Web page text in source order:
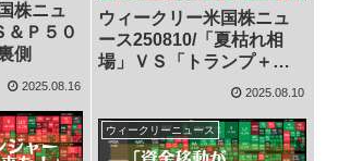
株ニュ
Ｐ５０
側
2025.08.16
ウィークリー米国株ニュ
ース250810/「夏枯れ相
場」ＶＳ「トランプ＋Ａ
2025.08.10
ウィークリーニュース